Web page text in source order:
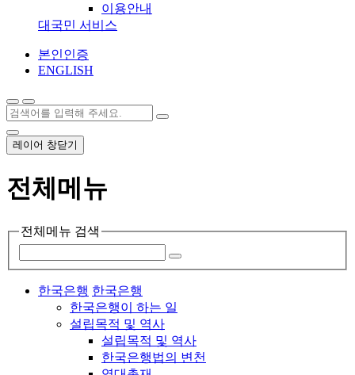
이용안내
대국민 서비스
본인인증
ENGLISH
레이어 창닫기
전체메뉴
전체메뉴 검색
한국은행 한국은행
한국은행이 하는 일
설립목적 및 역사
설립목적 및 역사
한국은행법의 변천